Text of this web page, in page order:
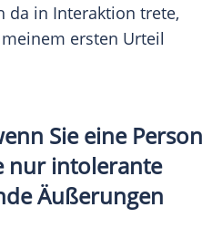
da in Interaktion trete,
ersten Urteil
Sie eine Person
nur intolerante
Äußerungen